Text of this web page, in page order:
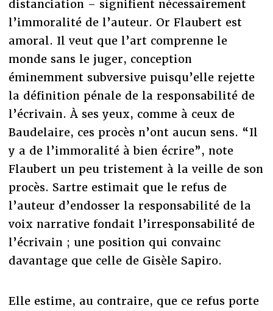
distanciation – signifient nécessairement
l’immoralité de l’auteur. Or Flaubert est
amoral. Il veut que l’art comprenne le
monde sans le juger, conception
éminemment subversive puisqu’elle rejette
la définition pénale de la responsabilité de
l’écrivain. À ses yeux, comme à ceux de
Baudelaire, ces procès n’ont aucun sens. “Il
y a de l’immoralité à bien écrire”, note
Flaubert un peu tristement à la veille de son
procès. Sartre estimait que le refus de
l’auteur d’endosser la responsabilité de la
voix narrative fondait l’irresponsabilité de
l’écrivain ; une position qui convainc
davantage que celle de Gisèle Sapiro.
Elle estime, au contraire, que ce refus porte